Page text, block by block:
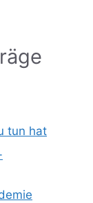
tun hat